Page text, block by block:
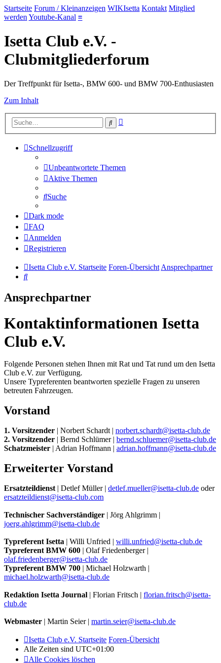
Startseite Forum / Kleinanzeigen WIKIsetta Kontakt Mitglied
werden Youtube-Kanal ≡
Isetta Club e.V. -
Clubmitgliederforum
Der Treffpunkt für Isetta-, BMW 600- und BMW 700-Enthusiasten
Zum Inhalt
Suche
Schnellzugriff
Unbeantwortete Themen
Aktive Themen
Suche
Dark mode
FAQ
Anmelden
Registrieren
Isetta Club e.V. Startseite Foren-ÜbersichtAnsprechpartner
Suche
Ansprechpartner
Kontaktinformationen Isetta
Club e.V.
Folgende Personen stehen Ihnen mit Rat und Tat rund um den Isetta
Club e.V. zur Verfügung.
Unsere Typreferenten beantworten spezielle Fragen zu unseren
betreuten Fahrzeugen.
Vorstand
1. Vorsitzender | Norbert Schardt | norbert.schardt@isetta-club.de
2. Vorsitzender | Bernd Schlümer | bernd.schluemer@isetta-club.de
Schatzmeister | Adrian Hoffmann | adrian.hoffmann@isetta-club.de
Erweiterter Vorstand
Ersatzteildienst | Detlef Müller | detlef.mueller@isetta-club.de oder
ersatzteildienst@isetta-club.com
Technischer Sachverständiger | Jörg Ahlgrimm |
joerg.ahlgrimm@isetta-club.de
Typreferent Isetta | Willi Unfried | willi.unfried@isetta-club.de
Typreferent BMW 600 | Olaf Friedenberger |
olaf.friedenberger@isetta-club.de
Typreferent BMW 700 | Michael Holzwarth |
michael.holzwarth@isetta-club.de
Redaktion Isetta Journal | Florian Fritsch | florian.fritsch@isetta-
club.de
Webmaster | Martin Seier | martin.seier@isetta-club.de
Isetta Club e.V. Startseite Foren-Übersicht
Alle Zeiten sind UTC+01:00
Alle Cookies löschen